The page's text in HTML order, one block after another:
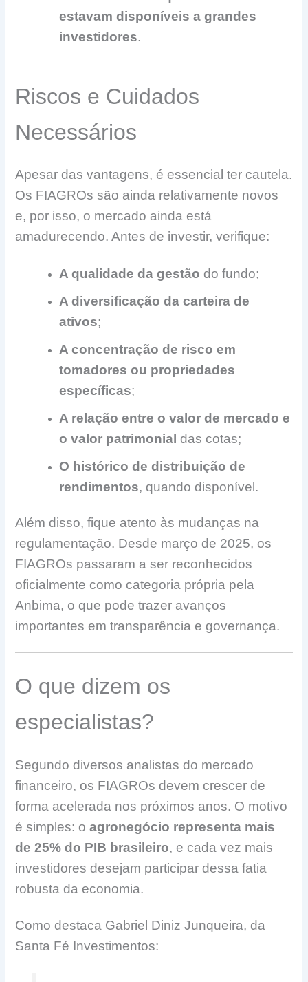
estavam disponíveis a grandes
investidores.
Riscos e Cuidados
Necessários
Apesar das vantagens, é essencial ter cautela.
Os FIAGROs são ainda relativamente novos
e, por isso, o mercado ainda está
amadurecendo. Antes de investir, verifique:
A qualidade da gestão do fundo;
A diversificação da carteira de
ativos;
A concentração de risco em
tomadores ou propriedades
específicas;
A relação entre o valor de mercado e
o valor patrimonial das cotas;
O histórico de distribuição de
rendimentos, quando disponível.
Além disso, fique atento às mudanças na
regulamentação. Desde março de 2025, os
FIAGROs passaram a ser reconhecidos
oficialmente como categoria própria pela
Anbima, o que pode trazer avanços
importantes em transparência e governança.
O que dizem os
especialistas?
Segundo diversos analistas do mercado
financeiro, os FIAGROs devem crescer de
forma acelerada nos próximos anos. O motivo
é simples: oagronegócio representa mais
de 25% do PIB brasileiro, e cada vez mais
investidores desejam participar dessa fatia
robusta da economia.
Como destaca Gabriel Diniz Junqueira, da
Santa Fé Investimentos: